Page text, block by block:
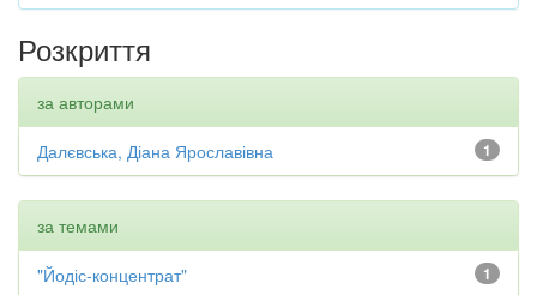
Розкриття
за авторами
1
Далєвська, Діана Ярославівна
за темами
1
"Йодіс-концентрат"